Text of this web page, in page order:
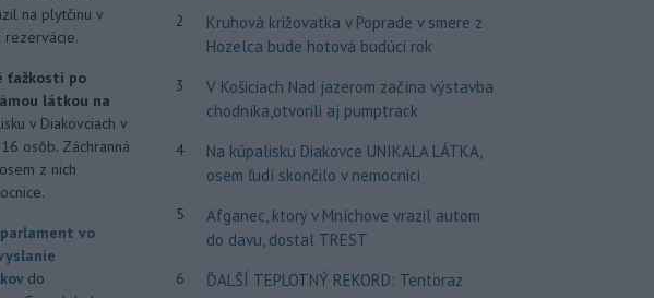
na plytčinu v
ťažkosti po
látkou na
v Diakovciach v
osôb. Záchranná
z nich
vo
do
2
Kruhová križovatka v Poprade v smere z
Hozelca bude hotová budúci rok
3
V Košiciach Nad jazerom začína výstavba
chodníka,otvorili aj pumptrack
4
Na kúpalisku Diakovce UNIKALA LÁTKA,
osem ľudí skončilo v nemocnici
5
Afganec, ktorý v Mníchove vrazil autom
do davu, dostal TREST
6
ĎALŠÍ TEPLOTNÝ REKORD: Tentoraz